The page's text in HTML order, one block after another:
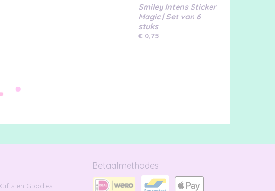
Smiley Intens Sticker
Magic | Set van 6
stuks
€ 0,75
Gifts en Goodies
Betaalmethodes